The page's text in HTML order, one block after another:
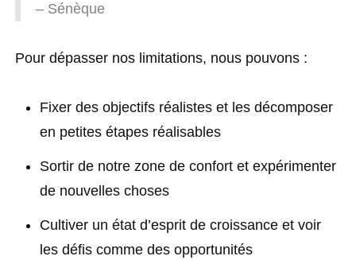
– Sénèque
Pour dépasser nos limitations, nous pouvons :
Fixer des objectifs réalistes et les décomposer
en petites étapes réalisables
Sortir de notre zone de confort et expérimenter
de nouvelles choses
Cultiver un état d’esprit de croissance et voir
les défis comme des opportunités